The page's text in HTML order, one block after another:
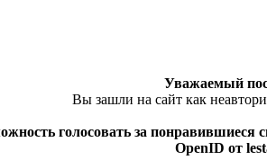
Уважаемый
Вы зашли на сайт как
голосовать за понравившиеся
OpenID от